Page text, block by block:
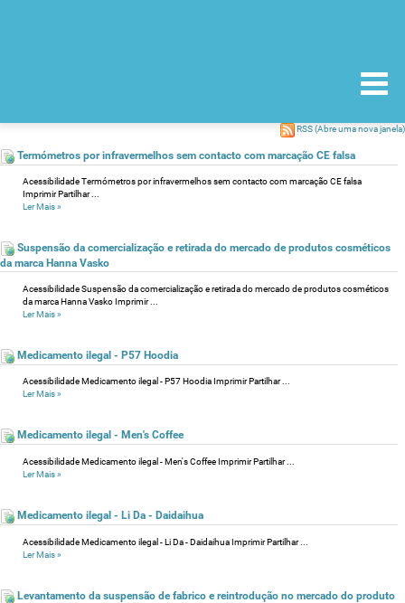
RSS(Abre uma nova janela)
Termómetros por infravermelhos sem contacto com marcação CE falsa
Acessibilidade Termómetros por infravermelhos sem contacto com marcação CE falsa
Imprimir Partilhar ...
Ler Mais»
Suspensão da comercialização e retirada do mercado de produtos cosméticos
da marca Hanna Vasko
Acessibilidade Suspensão da comercialização e retirada do mercado de produtos cosméticos
da marca Hanna Vasko Imprimir ...
Ler Mais»
Medicamento ilegal - P57 Hoodia
Acessibilidade Medicamento ilegal - P57 Hoodia Imprimir Partilhar ...
Ler Mais»
Medicamento ilegal - Men's Coffee
Acessibilidade Medicamento ilegal - Men's Coffee Imprimir Partilhar ...
Ler Mais»
Medicamento ilegal - Li Da - Daidaihua
Acessibilidade Medicamento ilegal - Li Da - Daidaihua Imprimir Partilhar ...
Ler Mais»
Levantamento da suspensão de fabrico e reintrodução no mercado do produto